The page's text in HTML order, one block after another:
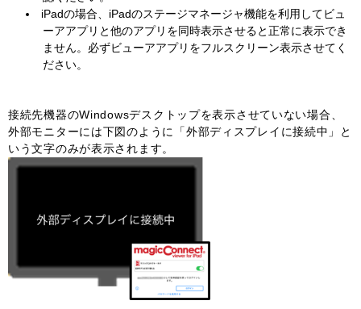
iPadの場合、iPadのステージマネージャ機能を利用してビュ
ーアアプリと他のアプリを同時表示させると正常に表示でき
ません。必ずビューアアプリをフルスクリーン表示させてく
ださい。
接続先機器のWindowsデスクトップを表示させていない場合、
外部モニターには下図のように「外部ディスプレイに接続中」と
いう文字のみが表示されます。